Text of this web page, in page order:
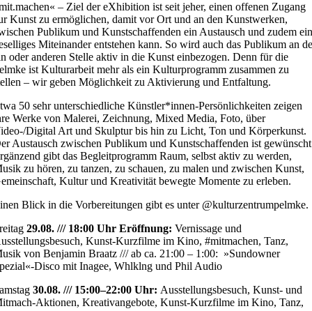
– Ziel der eXhibition ist seit jeher, einen offenen Zugang
Kunst zu ermöglichen, damit vor Ort und an den Kunstwerken,
Publikum und Kunstschaffenden ein Austausch und zudem
Miteinander entstehen kann. So wird auch das Publikum an
oder anderen Stelle aktiv in die Kunst einbezogen. Denn für die
ist Kulturarbeit mehr als ein Kulturprogramm zusammen zu
– wir geben Möglichkeit zu Aktivierung und Entfaltung.
50 sehr unterschiedliche Künstler*innen-Persönlichkeiten zeigen
Werke von Malerei, Zeichnung, Mixed Media, Foto, über
Digital Art und Skulptur bis hin zu Licht, Ton und Körperkunst.
Austausch zwischen Publikum und Kunstschaffenden ist
gibt das Begleitprogramm Raum, selbst aktiv zu werden,
zu hören, zu tanzen, zu schauen, zu malen und zwischen Kunst,
Kultur und Kreativität bewegte Momente zu erleben.
Blick in die Vorbereitungen gibt es unter @kulturzentrumpelmke.
29.08. /// 18:00 Uhr Eröffnung: Vernissage und
, Kunst-Kurzfilme im Kino, #mitmachen,Tanz,
von Benjamin Braatz /// ab ca. 21:00 – 1:00: »Sundowner
-Disco mit Inagee, Whlklng und Phil Audio
30.08. /// 15:00–22:00 Uhr: Ausstellungsbesuch, Kunst- und
Aktionen, Kreativangebote, Kunst-Kurzfilme im Kino, Tanz,